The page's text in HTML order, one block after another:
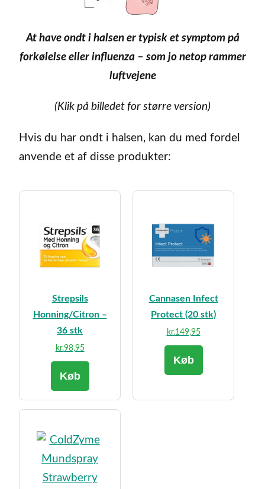
At have ondt i halsen er typisk et symptom på
forkølelse eller influenza – som jo netop rammer
luftvejene
(Klik på billedet for større version)
Hvis du har ondt i halsen, kan du med fordel
anvende et af disse produkter:
Strepsils
Honning/Citron –
36 stk
kr.98,95
Køb
Cannasen Infect
Protect (20 stk)
kr.149,95
Køb